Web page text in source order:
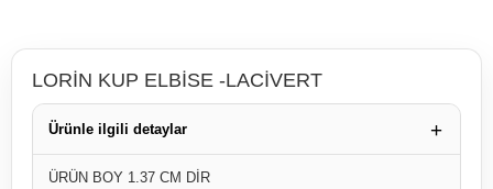
LORİN KUP ELBİSE -LACİVERT
Ürünle ilgili detaylar
ÜRÜN BOY 1.37 CM DİR